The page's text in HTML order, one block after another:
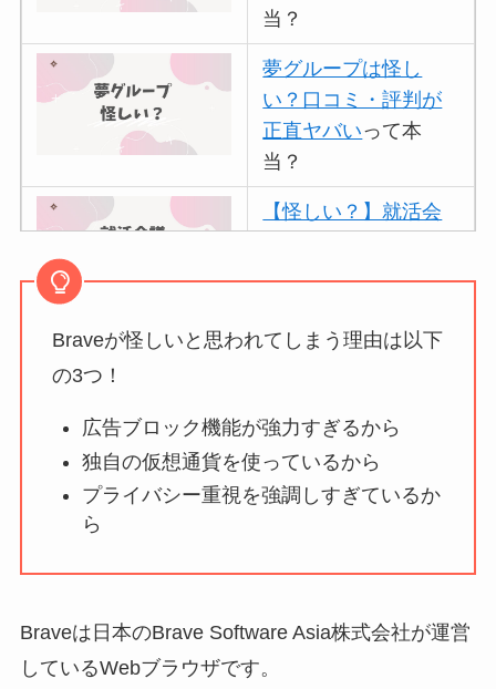
当？
夢グループは怪し
い？口コミ・評判が
正直ヤバいって本
当？
【怪しい？】就活会
アトムクリニックは
本当？
【怪しい？】帝国デ
う？
【怪しい？】セルプ
Braveが怪しいと思われてしまう理由は以下
の3つ！
広告ブロック機能が強力すぎるから
独自の仮想通貨を使っているから
プライバシー重視を強調しすぎているか
ら
Braveは日本のBrave Software Asia株式会社が運営
しているWebブラウザです。